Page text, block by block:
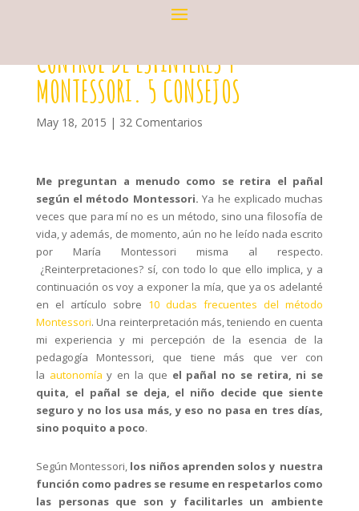
CONTROL DE ESFÍNTERES Y
MONTESSORI. 5 CONSEJOS
May 18, 2015 | 32 Comentarios
Me preguntan a menudo como se retira el pañal
según el método Montessori. Ya he explicado muchas
veces que para mí no es un método, sino una filosofía de
vida, y además, de momento, aún no he leído nada escrito
por María Montessori misma al respecto.
¿Reinterpretaciones? sí, con todo lo que ello implica, y a
continuación os voy a exponer la mía, que ya os adelanté
en el artículo sobre 10 dudas frecuentes del método
Montessori. Una reinterpretación más, teniendo en cuenta
mi experiencia y mi percepción de la esencia de la
pedagogía Montessori, que tiene más que ver con
la autonomíay en la que el pañal no se retira, ni se
quita, el pañal se deja, el niño decide que siente
seguro y no los usa más, y eso no pasa en tres días,
sino poquito a poco.
Según Montessori, los niños aprenden solos y nuestra
función como padres se resume en respetarlos como
las personas que son y facilitarles un ambiente